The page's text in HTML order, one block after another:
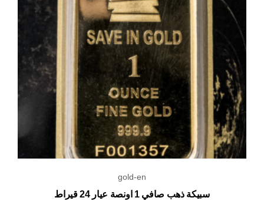
gold-en
سبيكة ذهب صافي 1 اونصة عيار 24 قيراط